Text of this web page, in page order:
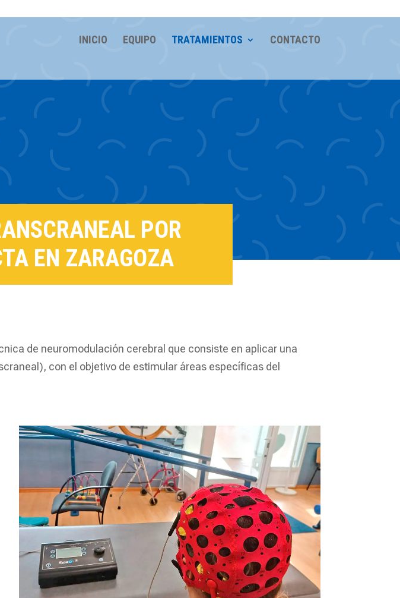
INICIO EQUIPO TRATAMIENTOS CONTACTO
POR
EN ZARAGOZA
de neuromodulación cerebral que consiste en aplicar una
con el objetivo de estimular áreas específicas del